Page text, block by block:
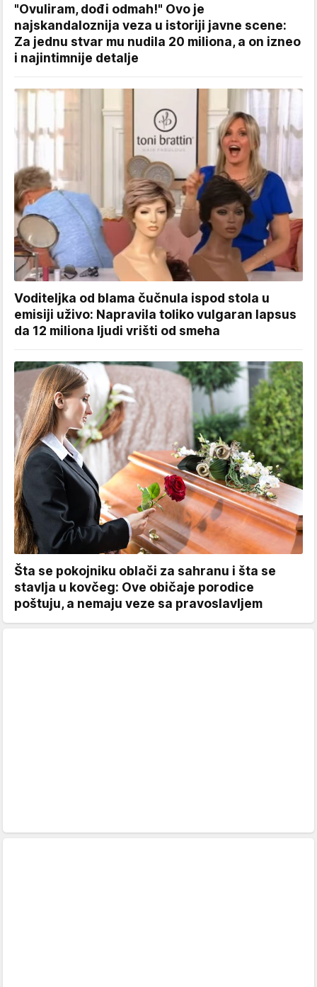
"Ovuliram, dođi odmah!" Ovo je
najskandaloznija veza u istoriji javne scene:
Za jednu stvar mu nudila 20 miliona, a on izneo
i najintimnije detalje
Voditeljka od blama čučnula ispod stola u
emisiji uživo: Napravila toliko vulgaran lapsus
da 12 miliona ljudi vrišti od smeha
Šta se pokojniku oblači za sahranu i šta se
stavlja u kovčeg: Ove običaje porodice
poštuju, a nemaju veze sa pravoslavljem